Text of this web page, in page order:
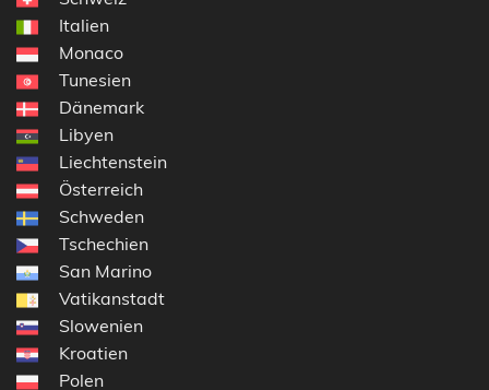
Italien
Monaco
Tunesien
Dänemark
Libyen
Liechtenstein
Österreich
Schweden
Tschechien
San Marino
Vatikanstadt
Slowenien
Kroatien
Polen